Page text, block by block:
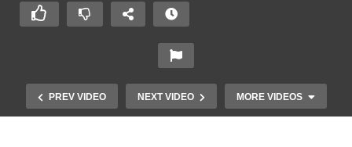
PREV VIDEO NEXT VIDEO MORE VIDEOS